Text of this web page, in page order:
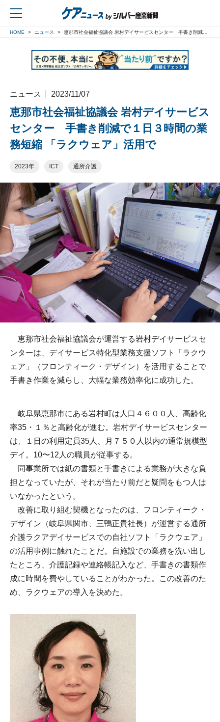
HOME ニュース 恵那市社会福祉協議会 岩村デイサービスセンター 手書き削減で１日３時間の業務短縮 「ラクウェア」活用で
ニュース 2023/11/07
恵那市社会福祉協議会 岩村デイサービス
センター 手書き削減で１日３時間の業
務短縮 「ラクウェア」活用で
2023年 ICT 通所介護
恵那市社会福祉協議会が運営する岩村デイサービスセ
ンターは、デイサービス特化型業務支援ソフト「ラクウ
ェア」（フロンティーク・デザイン）を活用することで
手書き作業を減らし、大幅な業務効率化に成功した。
岐阜県恵那市にある岩村町は人口４６００人、高齢化
率35・１％と高齢化が進む。岩村デイサービスセンター
は、１日の利用定員35人、月７５０人以内の通常規模型
デイ。10〜12人の職員が従事する。
同事業所では紙の書類と手書きによる業務が大きな負
担となっていたが、それが当たり前だと疑問をもつ人は
いなかったという。
改善に取り組む契機となったのは、フロンティーク・
デザイン（岐阜県関市、三鴨正貴社長）が運営する通所
介護ラクアデイサービスでの自社ソフト「ラクウェア」
の活用事例に触れたことだ。自施設での業務を洗い出し
たところ、介護記録や連絡帳記入など、手書きの書類作
成に時間を費やしていることがわかった。この改善のた
め、ラクウェアの導入を決めた。